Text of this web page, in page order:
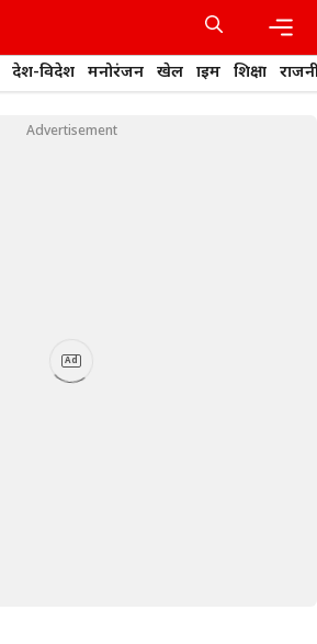
देश-विदेश मनोरंजन खेल क्राइम शिक्षा
Advertisement
Ad